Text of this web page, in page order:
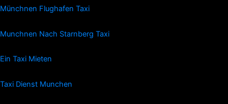
Münchnen Flughafen Taxi
Munchnen Nach Starnberg Taxi
Ein Taxi Mieten
Taxi Dienst Munchen